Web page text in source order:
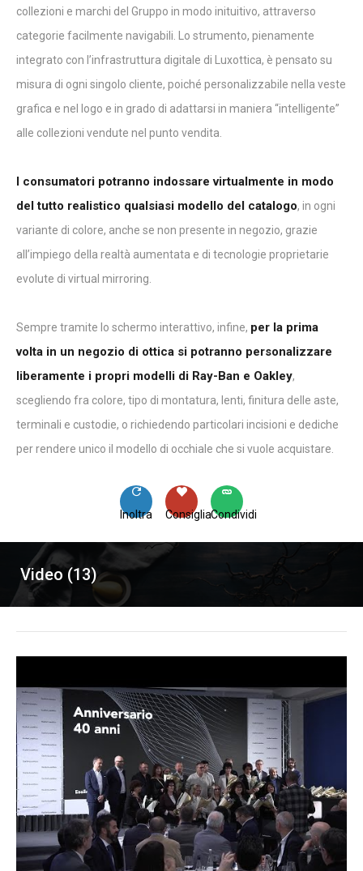
collezioni e marchi del Gruppo in modo inituitivo, attraverso
categorie facilmente navigabili. Lo strumento, pienamente
integrato con l’infrastruttura digitale di Luxottica, è pensato su
misura di ogni singolo cliente, poiché personalizzabile nella veste
grafica e nel logo e in grado di adattarsi in maniera “intelligente”
alle collezioni vendute nel punto vendita.
I consumatori potranno indossare virtualmente in modo
del tutto realistico qualsiasi modello del catalogo, in ogni
variante di colore, anche se non presente in negozio, grazie
all’impiego della realtà aumentata e di tecnologie proprietarie
evolute di virtual mirroring.
Sempre tramite lo schermo interattivo, infine, per la prima
volta in un negozio di ottica si potranno personalizzare
liberamente i propri modelli di Ray-Ban e Oakley,
scegliendo fra colore, tipo di montatura, lenti, finitura delle aste,
terminali e custodie, o richiedendo particolari incisioni e dediche
per rendere unico il modello di occhiale che si vuole acquistare.
Condividi
Consiglia
Inoltra
Video (13)